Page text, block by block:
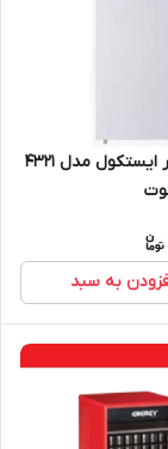
یخچال فریزر ایستکول مدل 4321
به سبد